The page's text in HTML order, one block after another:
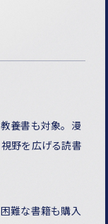
養書も対象。漫
野を広げる読書
難な書籍も購入